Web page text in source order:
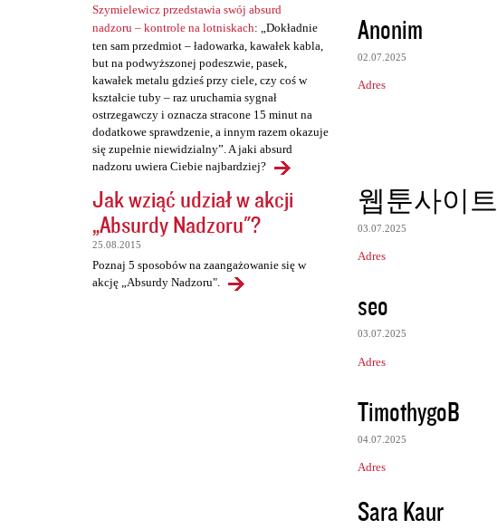
Szymielewicz przedstawia swój absurd
nadzoru – kontrole na lotniskach: „Dokładnie
ten sam przedmiot – ładowarka, kawałek kabla,
but na podwyższonej podeszwie, pasek,
kawałek metalu gdzieś przy ciele, czy coś w
kształcie tuby – raz uruchamia sygnał
ostrzegawczy i oznacza stracone 15 minut na
dodatkowe sprawdzenie, a innym razem okazuje
się zupełnie niewidzialny”. A jaki absurd
nadzoru uwiera Ciebie najbardziej?
Jak wziąć udział w akcji
„Absurdy Nadzoru"?
25.08.2015
Poznaj 5 sposobów na zaangażowanie się w
akcję „Absurdy Nadzoru".
Anonim
02.07.2025
Adres
웹툰사이트
03.07.2025
Adres
seo
03.07.2025
Adres
TimothygoB
04.07.2025
Adres
Sara Kaur